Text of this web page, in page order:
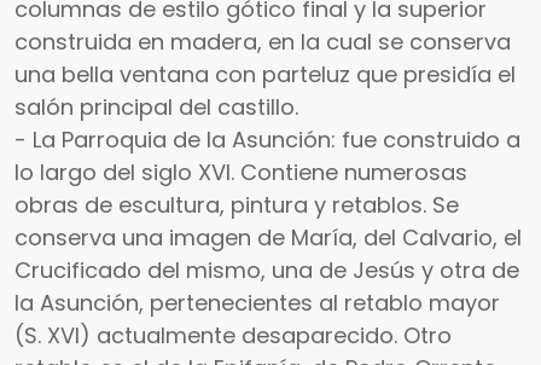
columnas de estilo gótico final y la superior
construida en madera, en la cual se conserva
una bella ventana con parteluz que presidía el
salón principal del castillo.
- La Parroquia de la Asunción: fue construido a
lo largo del siglo XVI. Contiene numerosas
obras de escultura, pintura y retablos. Se
conserva una imagen de María, del Calvario, el
Crucificado del mismo, una de Jesús y otra de
la Asunción, pertenecientes al retablo mayor
(S. XVI) actualmente desaparecido. Otro